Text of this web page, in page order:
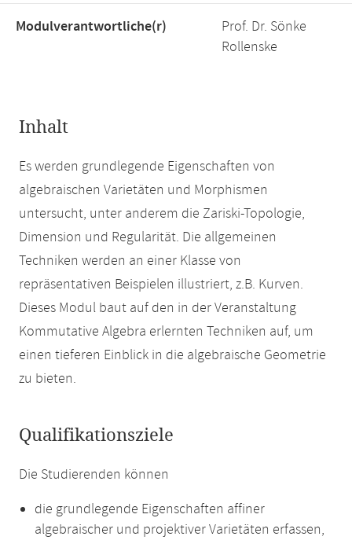
Modulverantwortliche(r)
Prof. Dr. Sönke
Rollenske
Inhalt
Es werden grundlegende Eigenschaften von
algebraischen Varietäten und Morphismen
untersucht, unter anderem die Zariski-Topologie,
Dimension und Regularität. Die allgemeinen
Techniken werden an einer Klasse von
repräsentativen Beispielen illustriert, z.B. Kurven.
Dieses Modul baut auf den in der Veranstaltung
Kommutative Algebra erlernten Techniken auf, um
einen tieferen Einblick in die algebraische Geometrie
zu bieten.
Qualifikationsziele
Die Studierenden können
die grundlegende Eigenschaften affiner
algebraischer und projektiver Varietäten erfassen,